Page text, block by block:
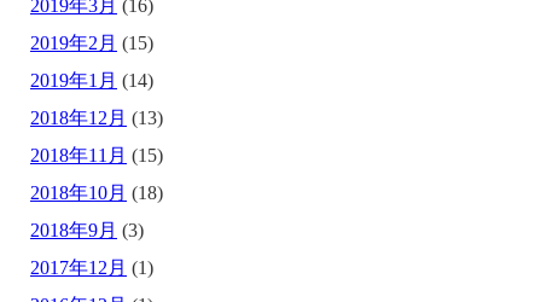
2019年3月 (16)
2019年2月 (15)
2019年1月 (14)
2018年12月 (13)
2018年11月 (15)
2018年10月 (18)
2018年9月 (3)
2017年12月 (1)